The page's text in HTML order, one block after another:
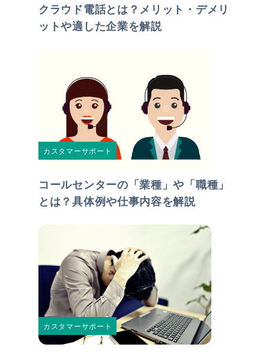
クラウド電話とは？メリット・デメリ
ットや適した企業を解説
カスタマーサポート
コールセンターの「業種」や「職種」
とは？具体例や仕事内容を解説
カスタマーサポート